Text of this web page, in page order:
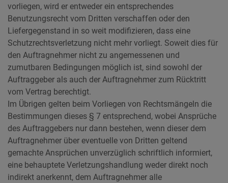
vorliegen, wird er entweder ein entsprechendes
Benutzungsrecht vom Dritten verschaffen oder den
Liefergegenstand in so weit modifizieren, dass eine
Schutzrechtsverletzung nicht mehr vorliegt. Soweit dies für
den Auftragnehmer nicht zu angemessenen und
zumutbaren Bedingungen möglich ist, sind sowohl der
Auftraggeber als auch der Auftragnehmer zum Rücktritt
vom Vertrag berechtigt.
Im Übrigen gelten beim Vorliegen von Rechtsmängeln die
Bestimmungen dieses § 7 entsprechend, wobei Ansprüche
des Auftraggebers nur dann bestehen, wenn dieser dem
Auftragnehmer über eventuelle von Dritten geltend
gemachte Ansprüchen unverzüglich schriftlich informiert,
eine behauptete Verletzungshandlung weder direkt noch
indirekt anerkennt, dem Auftragnehmer alle